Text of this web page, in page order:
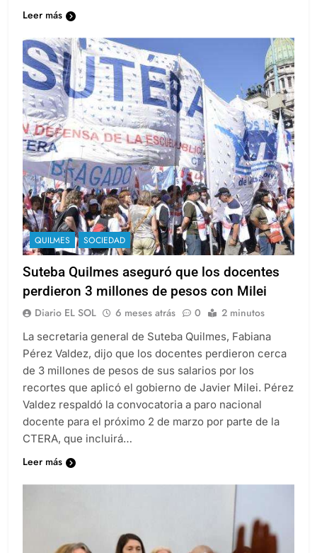
Leer más
QUILMES SOCIEDAD
Suteba Quilmes aseguró que los docentes
perdieron 3 millones de pesos con Milei
Diario EL SOL 6 meses atrás 0 2 minutos
La secretaria general de Suteba Quilmes, Fabiana
Pérez Valdez, dijo que los docentes perdieron cerca
de 3 millones de pesos de sus salarios por los
recortes que aplicó el gobierno de Javier Milei. Pérez
Valdez respaldó la convocatoria a paro nacional
docente para el próximo 2 de marzo por parte de la
CTERA, que incluirá…
Leer más